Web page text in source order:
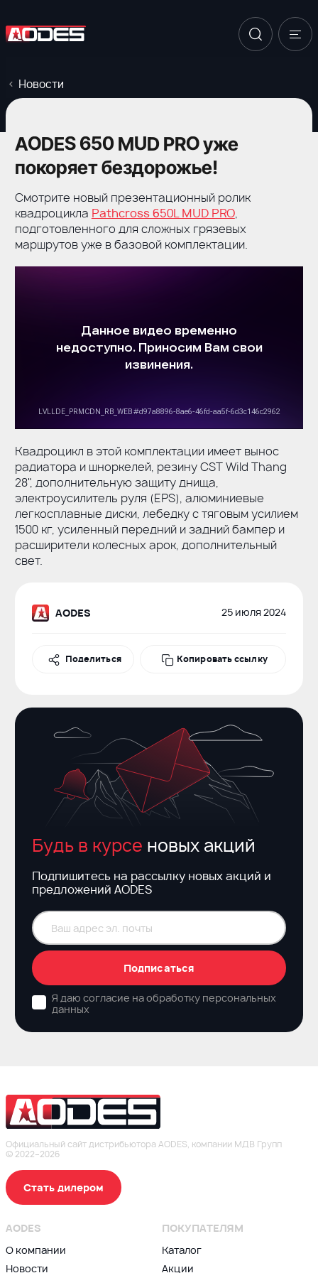
Новости
AODES 650 MUD PRO уже
покоряет бездорожье!
Смотрите новый презентационный ролик
квадроцикла Pathcross 650L MUD PRO,
подготовленного для сложных грязевых
маршрутов уже в базовой комплектации.
Квадроцикл в этой комплектации имеет вынос
радиатора и шноркелей, резину CST Wild Thang
28", дополнительную защиту днища,
электроусилитель руля (EPS), алюминиевые
легкосплавные диски, лебедку с тяговым усилием
1500 кг, усиленный передний и задний бампер и
расширители колесных арок, дополнительный
свет.
AODES 25 июля 2024
Поделиться
Поделиться Копировать ссылку
Будь в курсе новых акций
Подпишитесь на рассылку новых акций и
предложений AODES
Подписаться
Я даю согласие на обработку персональных
данных
Официальный сайт дистрибьютора AODES, компании МДВ Групп
© 2022–2026
AODES
О компании
Новости
ПОКУПАТЕЛЯМ
Каталог
Акции
Стать дилером